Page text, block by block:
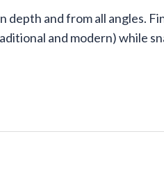
depth and from all angles.
and modern) while